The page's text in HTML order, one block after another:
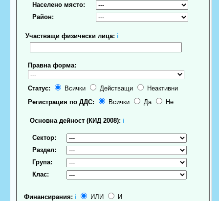
Населено място:
Район:
Участващи физически лица: ℹ
Правна форма:
Статус: Всички Действащи
Неактивни
Регистрация по ДДС:
Всички Да Не
Основна дейност (КИД 2008): ℹ
Сектор:
Раздел:
Група:
Клас:
Финансирания: ℹ ИЛИ
И